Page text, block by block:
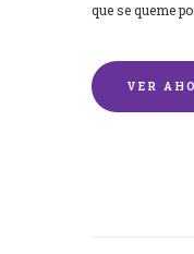
que se queme
VER